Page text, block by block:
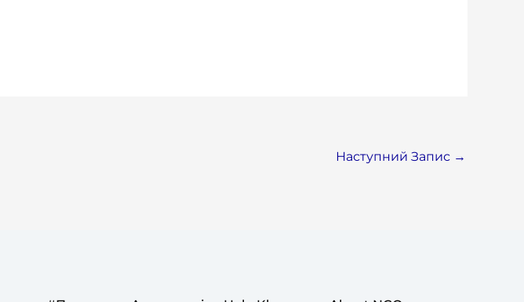
Наступний Запис →